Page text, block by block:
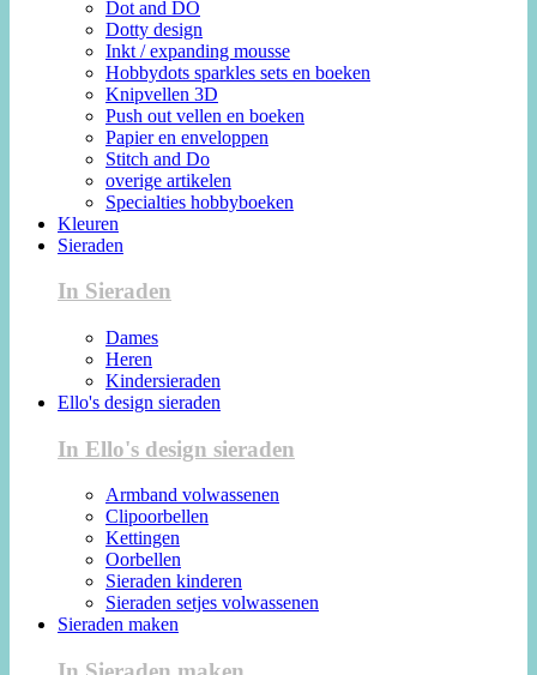
Dot and DO
Dotty design
Inkt / expanding mousse
Hobbydots sparkles sets en boeken
Knipvellen 3D
Push out vellen en boeken
Papier en enveloppen
Stitch and Do
overige artikelen
Specialties hobbyboeken
Kleuren
Sieraden
In Sieraden
Dames
Heren
Kindersieraden
Ello's design sieraden
In Ello's design sieraden
Armband volwassenen
Clipoorbellen
Kettingen
Oorbellen
Sieraden kinderen
Sieraden setjes volwassenen
Sieraden maken